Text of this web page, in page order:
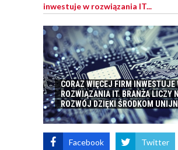
inwestuje w rozwiązania IT...
CORAZ WIĘCEJ FIRM INWESTUJE
ROZWIĄZANIA IT. BRANŻA LICZY
ROZWÓJ DZIĘKI ŚRODKOM
Facebook Twitter